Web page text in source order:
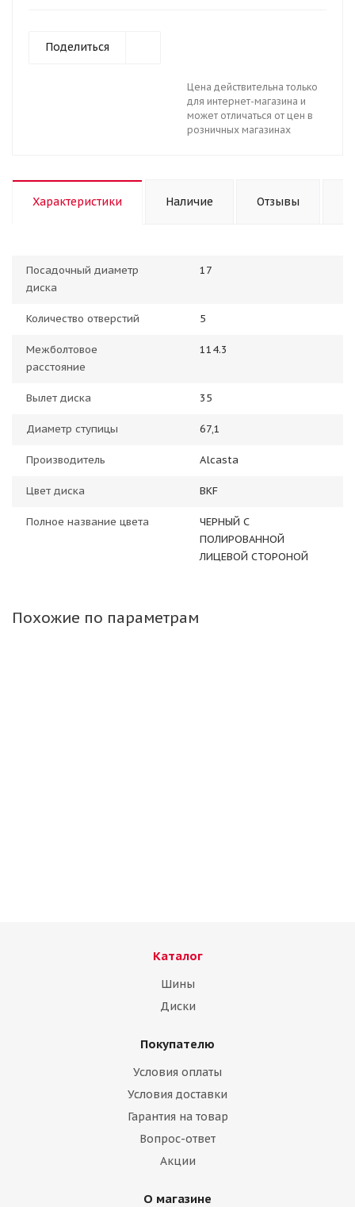
Поделиться
Цена действительна только
для интернет-магазина и
может отличаться от цен в
розничных магазинах
Характеристики Наличие Отзывы
Посадочный диаметр
диска
17
Количество отверстий 5
Межболтовое
расстояние
114.3
Вылет диска 35
Диаметр ступицы 67,1
Производитель Alcasta
Цвет диска BKF
Полное название цвета
ЧЕРНЫЙ С
ПОЛИРОВАННОЙ
ЛИЦЕВОЙ СТОРОНОЙ
Похожие по параметрам
N2O Y833 7,0\R17 5*114 ET39 d60 FROST
Каталог
Шины
Диски
Покупателю
Условия оплаты
Условия доставки
Гарантия на товар
Вопрос-ответ
Акции
О магазине